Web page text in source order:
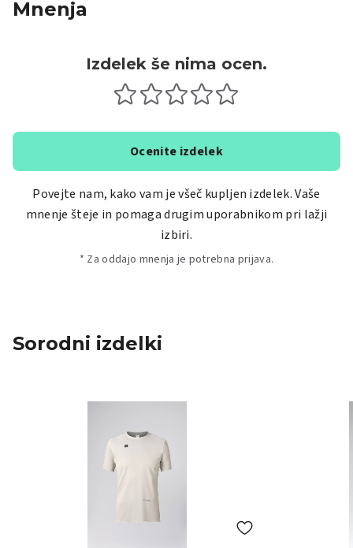
Mnenja
Izdelek še nima ocen.
Ocenite izdelek
Povejte nam, kako vam je všeč kupljen izdelek. Vaše
mnenje šteje in pomaga drugim uporabnikom pri lažji
izbiri.
* Za oddajo mnenja je potrebna prijava.
Sorodni izdelki